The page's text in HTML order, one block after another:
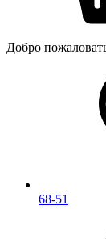
Добро
68-51